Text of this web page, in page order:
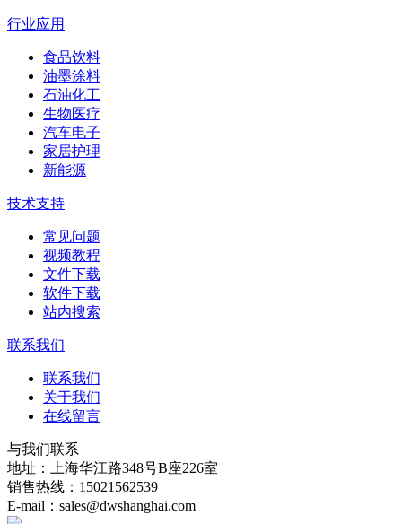
行业应用
食品饮料
油墨涂料
石油化工
生物医疗
汽车电子
家居护理
新能源
技术支持
常见问题
视频教程
文件下载
软件下载
站内搜索
联系我们
联系我们
关于我们
在线留言
与我们联系
地址：上海华江路348号B座226室
销售热线：15021562539
E-mail：sales@dwshanghai.com